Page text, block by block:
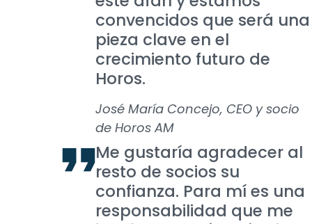
convencidos que será una
pieza clave en el
crecimiento futuro de
Horos.
José María Concejo, CEO y socio
de Horos AM
Me gustaría agradecer al
resto de socios su
confianza. Para mí es una
responsabilidad que me